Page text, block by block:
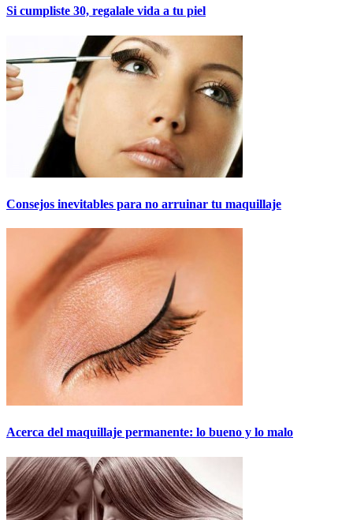
Si cumpliste 30, regalale vida a tu piel
Consejos inevitables para no arruinar tu maquillaje
Acerca del maquillaje permanente: lo bueno y lo malo